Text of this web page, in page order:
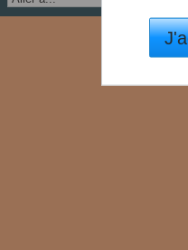
Copyright ©